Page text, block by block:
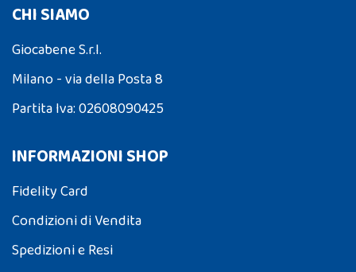
CHI SIAMO
Giocabene S.r.l.
Milano - via della Posta 8
Partita Iva: 02608090425
INFORMAZIONI SHOP
Fidelity Card
Condizioni di Vendita
Spedizioni e Resi